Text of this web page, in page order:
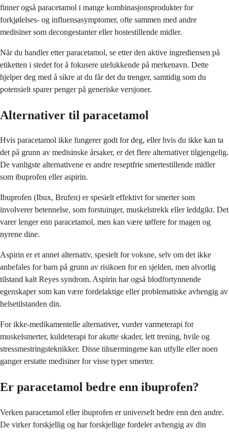
finner også paracetamol i mange kombinasjonsprodukter for
forkjølelses- og influensasymptomer, ofte sammen med andre
medisiner som decongestanter eller hostestillende midler.
Når du handler etter paracetamol, se etter den aktive ingrediensen på
etiketten i stedet for å fokusere utelukkende på merkenavn. Dette
hjelper deg med å sikre at du får det du trenger, samtidig som du
potensielt sparer penger på generiske versjoner.
Alternativer til paracetamol
Hvis paracetamol ikke fungerer godt for deg, eller hvis du ikke kan ta
det på grunn av medisinske årsaker, er det flere alternativer tilgjengelig.
De vanligste alternativene er andre reseptfrie smertestillende midler
som ibuprofen eller aspirin.
Ibuprofen (Ibux, Brufen) er spesielt effektivt for smerter som
involverer betennelse, som forstuinger, muskelstrekk eller leddgikt. Det
varer lenger enn paracetamol, men kan være tøffere for magen og
nyrene dine.
Aspirin er et annet alternativ, spesielt for voksne, selv om det ikke
anbefales for barn på grunn av risikoen for en sjelden, men alvorlig
tilstand kalt Reyes syndrom. Aspirin har også blodfortynnende
egenskaper som kan være fordelaktige eller problematiske avhengig av
helsetilstanden din.
For ikke-medikamentelle alternativer, vurder varmeterapi for
muskelsmerter, kuldeterapi for akutte skader, lett trening, hvile og
stressmestringsteknikker. Disse tilnærmingene kan utfylle eller noen
ganger erstatte medisiner for visse typer smerter.
Er paracetamol bedre enn ibuprofen?
Verken paracetamol eller ibuprofen er universelt bedre enn den andre.
De virker forskjellig og har forskjellige fordeler avhengig av din